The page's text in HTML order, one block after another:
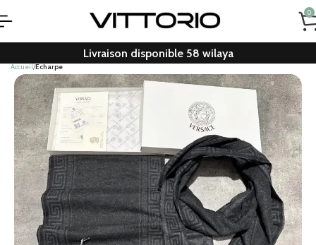
0
Livraison disponible 58 wilaya
Accueil Echarpe